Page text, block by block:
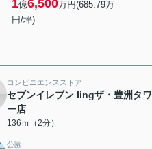
1億6,500万円(685.79万
円/坪)
コンビニエンスストア
セブンイレブン Iingザ・豊洲タワ
ー店
136ｍ（2分）
公園